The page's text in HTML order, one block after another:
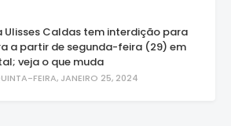
Ulisses Caldas tem interdição para
a partir de segunda-feira (29) em
veja o que muda
FEIRA, JANEIRO 25, 2024